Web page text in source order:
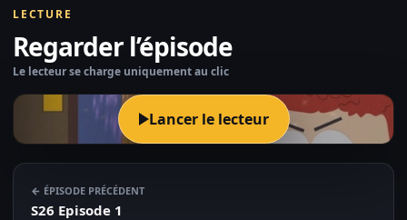
LECTURE
Regarder l’épisode
Le lecteur se charge uniquement au clic
Lancer le lecteur
← ÉPISODE PRÉCÉDENT
S26 Episode 1